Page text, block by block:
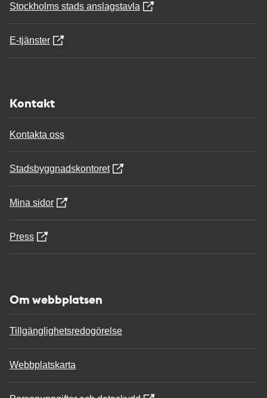
Stockholms stads anslagstavla
E-tjänster
Kontakt
Kontakta oss
Stadsbyggnadskontoret
Mina sidor
Press
Om webbplatsen
Tillgänglighetsredogörelse
Webbplatskarta